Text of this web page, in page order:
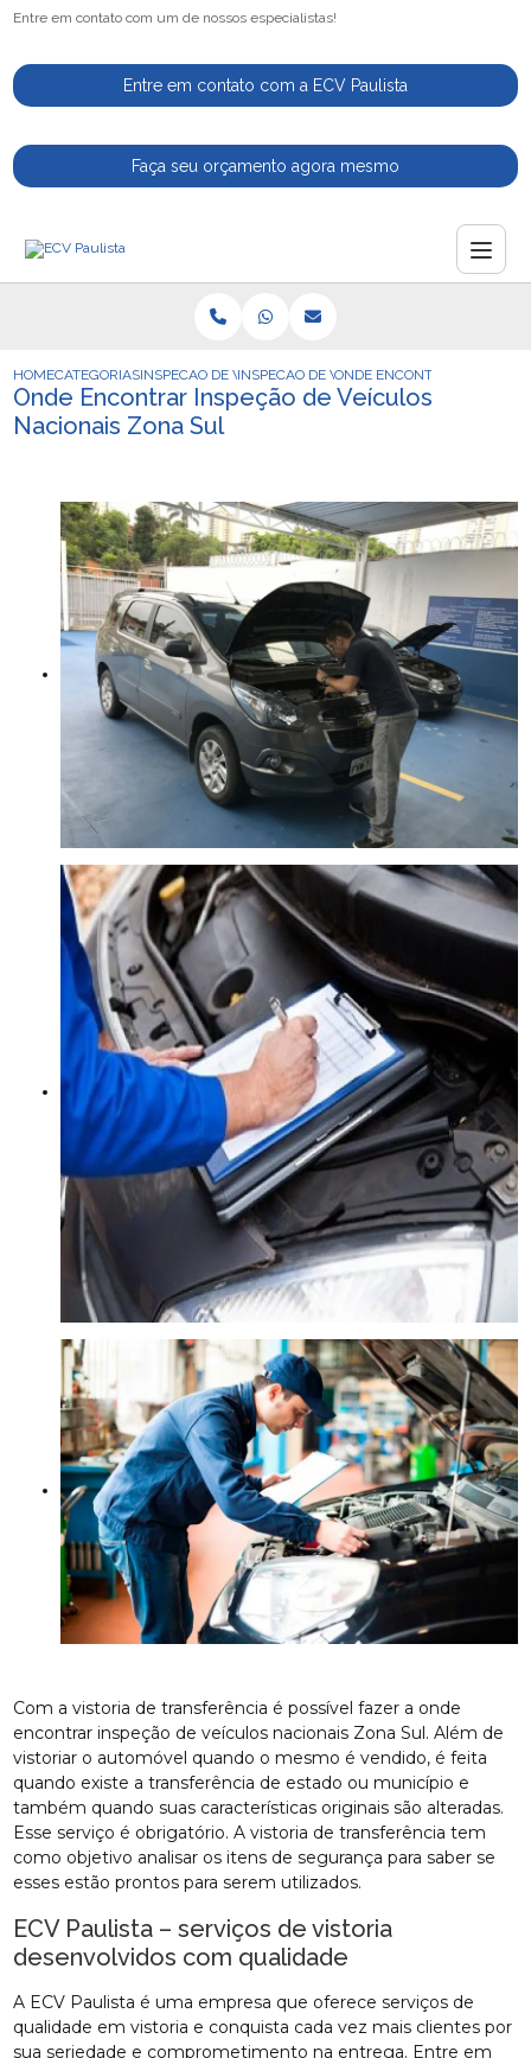
Entre em contato com um de nossos especialistas!
Entre em contato com a ECV Paulista
Faça seu orçamento agora mesmo
HOMECATEGORIASINSPECAO DE VEICULOSINSPECAO DE VEICULOS PARA VENDA
ONDE ENCONTRAR
Onde Encontrar Inspeção de Veículos
Nacionais Zona Sul
Com a vistoria de transferência é possível fazer a onde
encontrar inspeção de veículos nacionais Zona Sul. Além de
vistoriar o automóvel quando o mesmo é vendido, é feita
quando existe a transferência de estado ou município e
também quando suas características originais são alteradas.
Esse serviço é obrigatório. A vistoria de transferência tem
como objetivo analisar os itens de segurança para saber se
esses estão prontos para serem utilizados.
ECV Paulista – serviços de vistoria
desenvolvidos com qualidade
A ECV Paulista é uma empresa que oferece serviços de
qualidade em vistoria e conquista cada vez mais clientes por
sua seriedade e comprometimento na entrega. Entre em